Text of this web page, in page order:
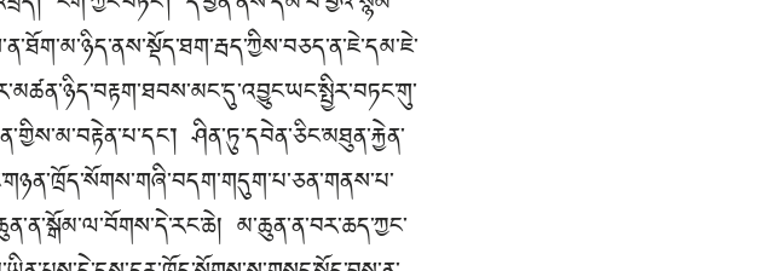
ཤིན་ཏུ་དབེན་ཅིང་མཐུན་རྐྱེན་
མ་ཆུན་ན་བར་ཆད་ཀྱང་